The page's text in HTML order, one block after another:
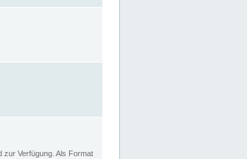
zur Verfügung. Als Format